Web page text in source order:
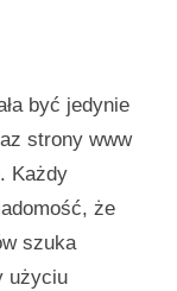
być jedynie
strony www
Każdy
że
szuka
użyciu